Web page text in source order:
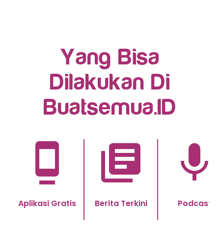
Yang Bisa
Dilakukan Di
Buatsemua.ID
dock
Aplikasi Gratis
library_books
Berita Terkini
mic
Podcast